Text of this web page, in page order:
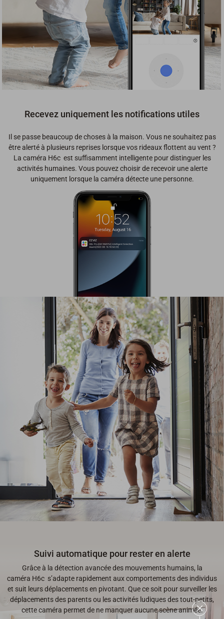
Recevez uniquement les notifications utiles
Il se passe beaucoup de choses à la maison. Vous ne souhaitez pas
être alerté à plusieurs reprises lorsque vos rideaux flottent au vent ?
La caméra H6c est suffisamment intelligente pour distinguer les
activités humaines. Vous pouvez choisir de recevoir une alerte
uniquement lorsque la caméra détecte une personne.
Suivi automatique pour rester en alerte
Grâce à la détection avancée des mouvements humains, la
caméra H6c s’adapte rapidement aux comportements des individus
et suit leurs déplacements en pivotant. Que ce soit pour surveiller les
déplacements des parents ou les activités ludiques des tout-petits,
cette caméra permet de ne manquer aucune scène animée.